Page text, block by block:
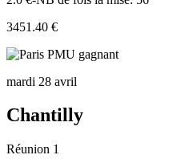
3451.40 €
mardi 28 avril
Chantilly
Réunion 1